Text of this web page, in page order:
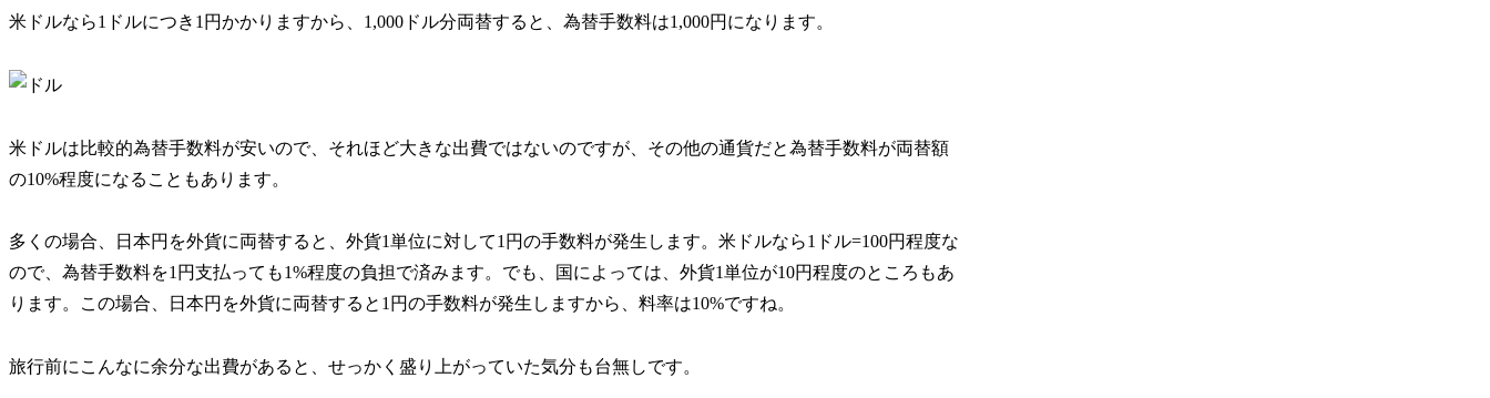
米ドルなら1ドルにつき1円かかりますから、1,000ドル分両替すると、為替手数料は1,000円になります。
米ドルは比較的為替手数料が安いので、それほど大きな出費ではないのですが、その他の通貨だと為替手数料が両替額
の10%程度になることもあります。
多くの場合、日本円を外貨に両替すると、外貨1単位に対して1円の手数料が発生します。米ドルなら1ドル=100円程度な
ので、為替手数料を1円支払っても1%程度の負担で済みます。でも、国によっては、外貨1単位が10円程度のところもあ
ります。この場合、日本円を外貨に両替すると1円の手数料が発生しますから、料率は10%ですね。
旅行前にこんなに余分な出費があると、せっかく盛り上がっていた気分も台無しです。